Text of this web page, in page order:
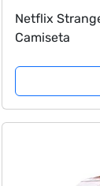
Netflix
Camiseta